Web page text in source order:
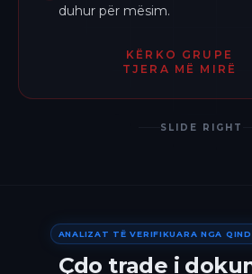
duhur për mësim.
KËRKO GRUPE
TJERA MË MIRË
SLIDE RIGHT
ANALIZAT TË VERIFIKUARA NGA
Çdo trade i